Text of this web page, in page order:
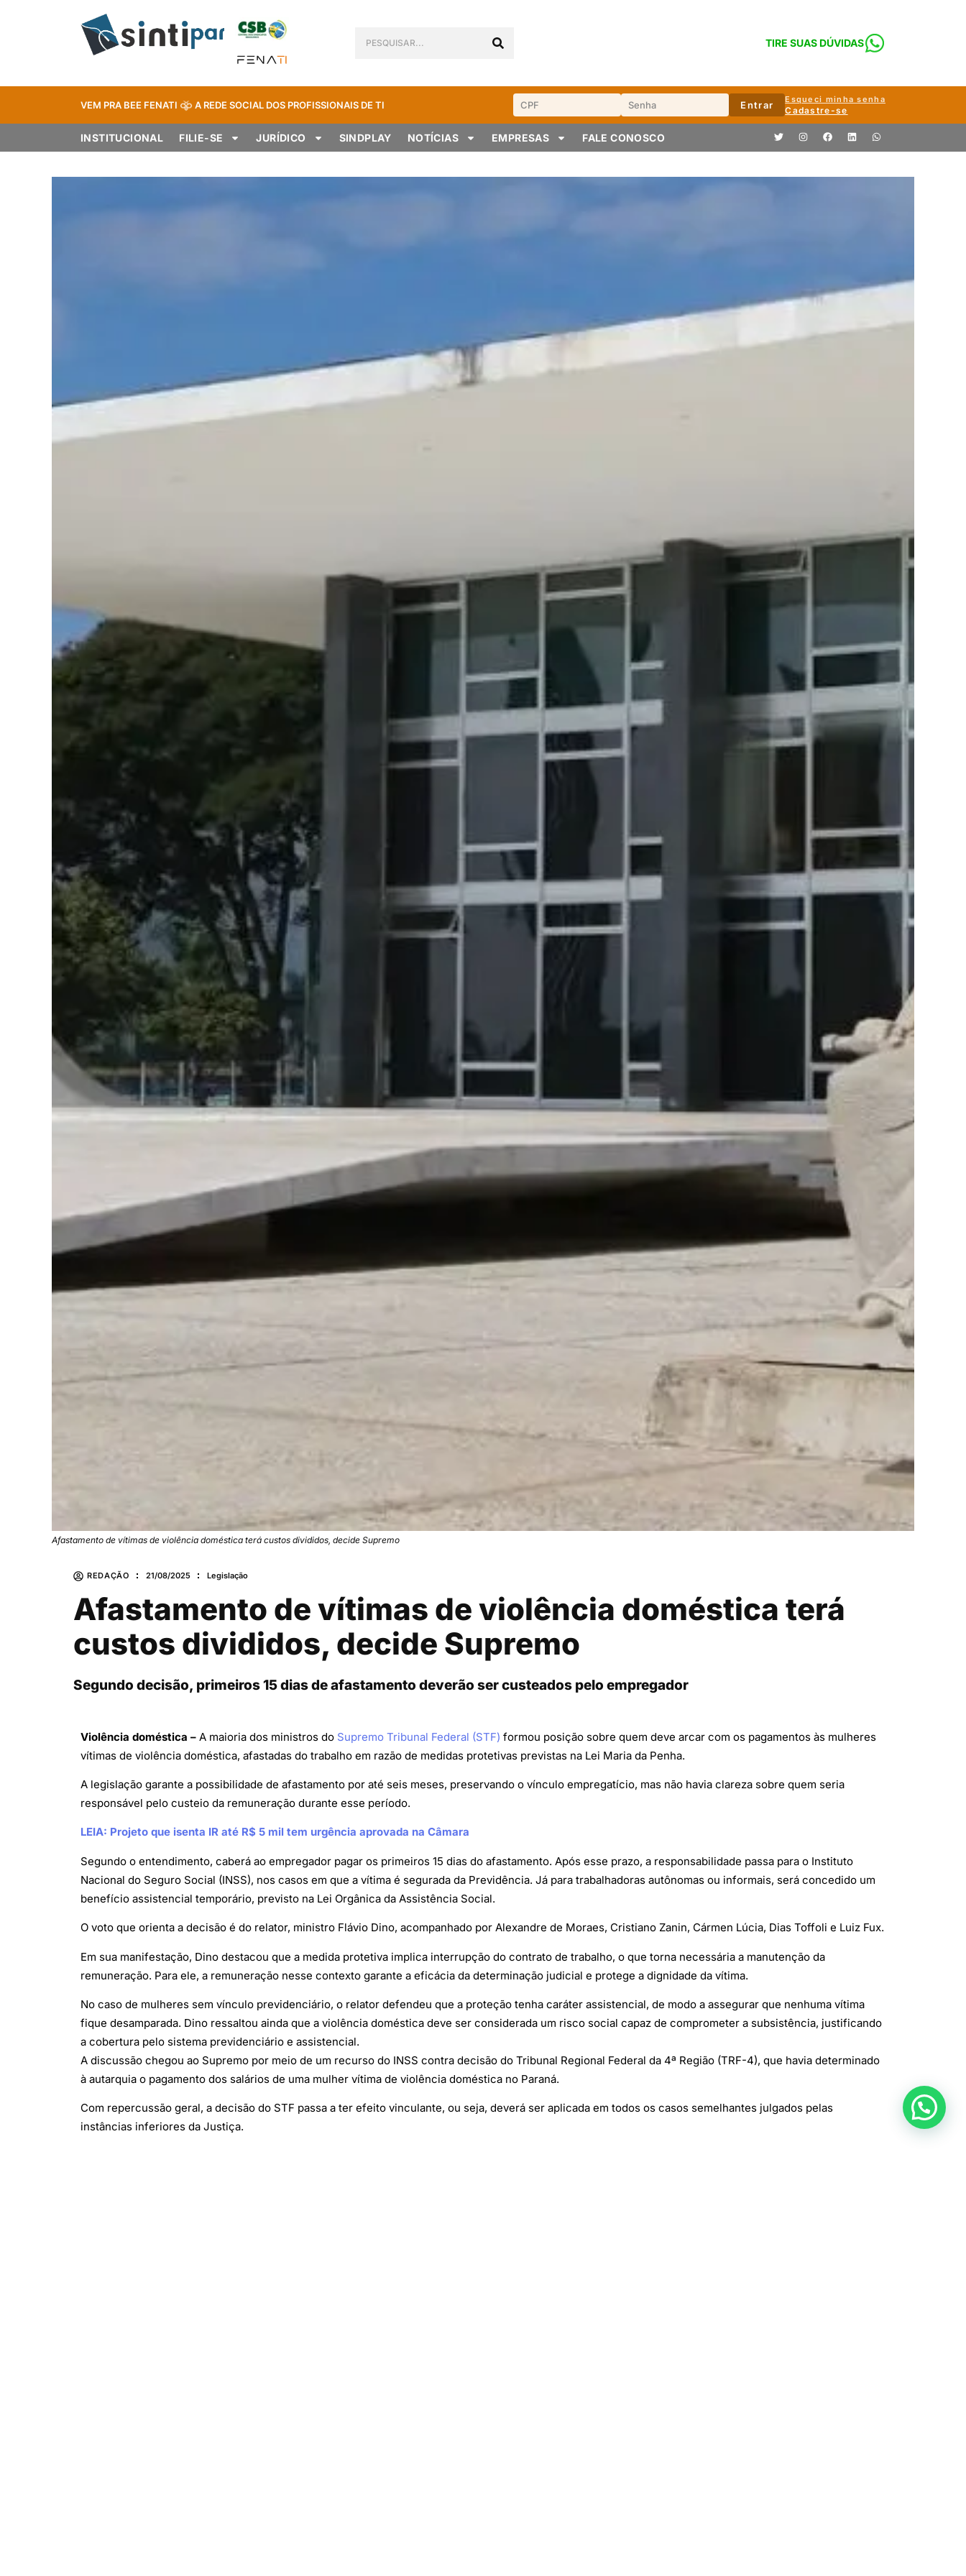
TIRE SUAS DÚVIDAS
VEM PRA BEE FENATI A REDE SOCIAL DOS PROFISSIONAIS DE TI Entrar Esqueci minha senha
Cadastre-se
INSTITUCIONAL FILIE-SE JURÍDICO SINDPLAY NOTÍCIAS EMPRESAS FALE CONOSCO
Afastamento de vítimas de violência doméstica terá custos divididos, decide Supremo
REDAÇÃO 21/08/2025 Legislação
Afastamento de vítimas de violência doméstica terá
custos divididos, decide Supremo
Segundo decisão, primeiros 15 dias de afastamento deverão ser custeados pelo empregador
Violência doméstica – A maioria dos ministros do Supremo Tribunal Federal (STF) formou posição sobre quem deve arcar com os pagamentos às mulheres
vítimas de violência doméstica, afastadas do trabalho em razão de medidas protetivas previstas na Lei Maria da Penha.
A legislação garante a possibilidade de afastamento por até seis meses, preservando o vínculo empregatício, mas não havia clareza sobre quem seria
responsável pelo custeio da remuneração durante esse período.
LEIA: Projeto que isenta IR até R$ 5 mil tem urgência aprovada na Câmara
Segundo o entendimento, caberá ao empregador pagar os primeiros 15 dias do afastamento. Após esse prazo, a responsabilidade passa para o Instituto
Nacional do Seguro Social (INSS), nos casos em que a vítima é segurada da Previdência. Já para trabalhadoras autônomas ou informais, será concedido um
benefício assistencial temporário, previsto na Lei Orgânica da Assistência Social.
O voto que orienta a decisão é do relator, ministro Flávio Dino, acompanhado por Alexandre de Moraes, Cristiano Zanin, Cármen Lúcia, Dias Toffoli e Luiz Fux.
Em sua manifestação, Dino destacou que a medida protetiva implica interrupção do contrato de trabalho, o que torna necessária a manutenção da
remuneração. Para ele, a remuneração nesse contexto garante a eficácia da determinação judicial e protege a dignidade da vítima.
No caso de mulheres sem vínculo previdenciário, o relator defendeu que a proteção tenha caráter assistencial, de modo a assegurar que nenhuma vítima
fique desamparada. Dino ressaltou ainda que a violência doméstica deve ser considerada um risco social capaz de comprometer a subsistência, justificando
a cobertura pelo sistema previdenciário e assistencial.
A discussão chegou ao Supremo por meio de um recurso do INSS contra decisão do Tribunal Regional Federal da 4ª Região (TRF-4), que havia determinado
à autarquia o pagamento dos salários de uma mulher vítima de violência doméstica no Paraná.
Com repercussão geral, a decisão do STF passa a ter efeito vinculante, ou seja, deverá ser aplicada em todos os casos semelhantes julgados pelas
instâncias inferiores da Justiça.